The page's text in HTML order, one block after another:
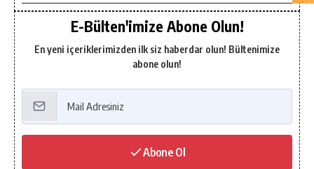
E-Bülten'imize Abone Olun!
En yeni içeriklerimizden ilk siz haberdar olun! Bültenimize
abone olun!
Abone Ol